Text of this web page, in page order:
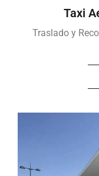
Taxi
Traslado y